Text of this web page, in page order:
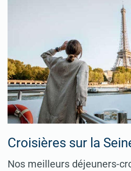
Croisières sur la
Nos meilleurs déjeuners-